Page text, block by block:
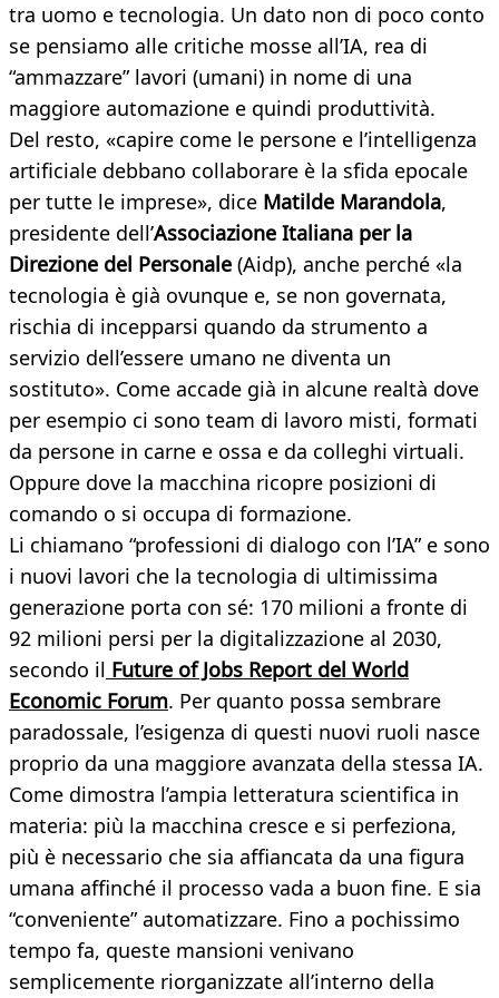
tra uomo e tecnologia. Un dato non di poco conto
se pensiamo alle critiche mosse all’IA, rea di
“ammazzare” lavori (umani) in nome di una
maggiore automazione e quindi produttività.
Del resto, «capire come le persone e l’intelligenza
artificiale debbano collaborare è la sfida epocale
per tutte le imprese», dice Matilde Marandola,
presidente dell’Associazione Italiana per la
Direzione del Personale (Aidp), anche perché «la
tecnologia è già ovunque e, se non governata,
rischia di incepparsi quando da strumento a
servizio dell’essere umano ne diventa un
sostituto». Come accade già in alcune realtà dove
per esempio ci sono team di lavoro misti, formati
da persone in carne e ossa e da colleghi virtuali.
Oppure dove la macchina ricopre posizioni di
comando o si occupa di formazione.
Li chiamano “professioni di dialogo con l’IA” e sono
i nuovi lavori che la tecnologia di ultimissima
generazione porta con sé: 170 milioni a fronte di
92 milioni persi per la digitalizzazione al 2030,
secondo il Future of Jobs Report del World
Economic Forum. Per quanto possa sembrare
paradossale, l’esigenza di questi nuovi ruoli nasce
proprio da una maggiore avanzata della stessa IA.
Come dimostra l’ampia letteratura scientifica in
materia: più la macchina cresce e si perfeziona,
più è necessario che sia affiancata da una figura
umana affinché il processo vada a buon fine. E sia
“conveniente” automatizzare. Fino a pochissimo
tempo fa, queste mansioni venivano
semplicemente riorganizzate all’interno della